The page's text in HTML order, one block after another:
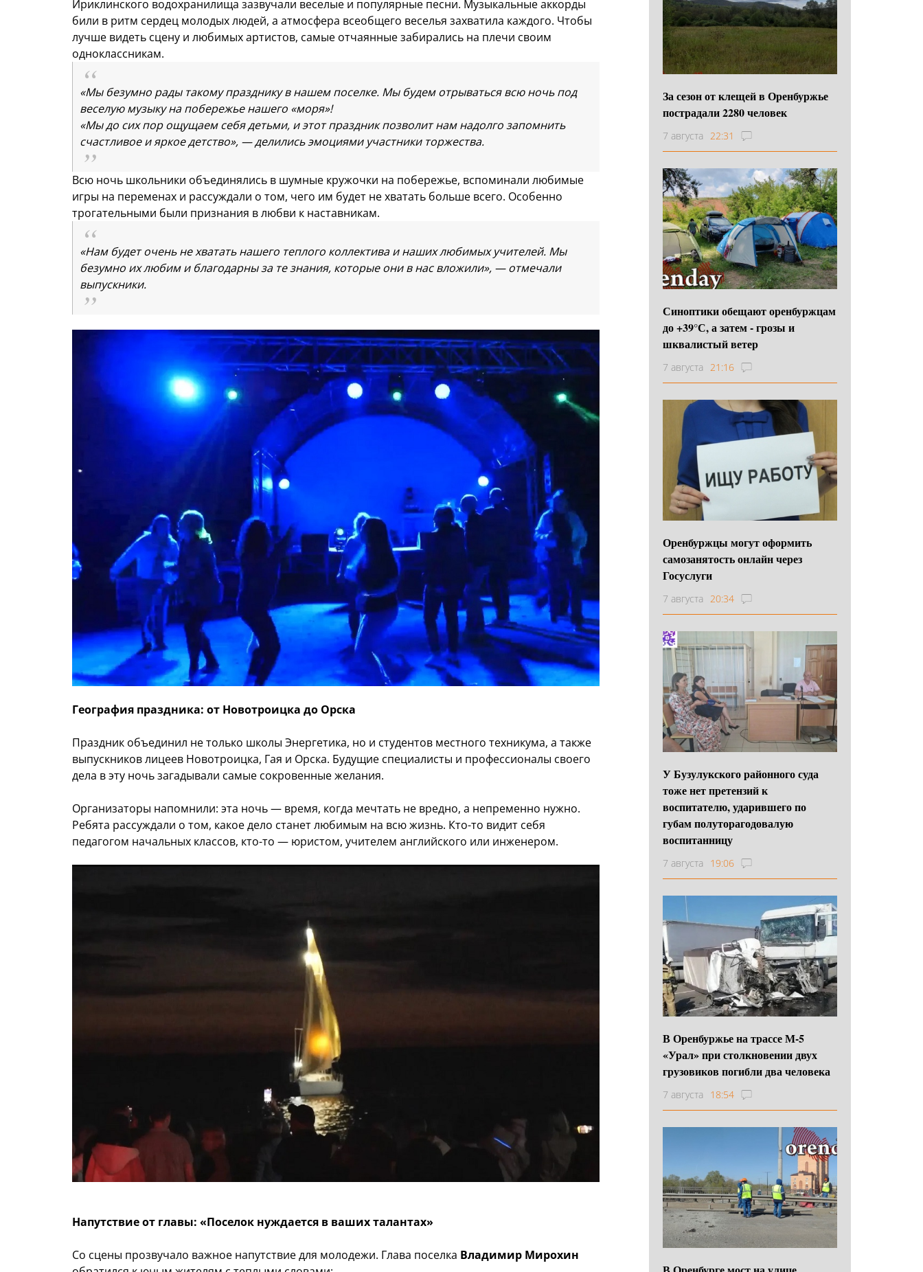
Ириклинского водохранилища зазвучали веселые и популярные песни. Музыкальные аккорды
били в ритм сердец молодых людей, а атмосфера всеобщего веселья захватила каждого. Чтобы
лучше видеть сцену и любимых артистов, самые отчаянные забирались на плечи своим
одноклассникам.
«Мы безумно рады такому празднику в нашем поселке. Мы будем отрываться всю ночь под
веселую музыку на побережье нашего «моря»!
«Мы до сих пор ощущаем себя детьми, и этот праздник позволит нам надолго запомнить
счастливое и яркое детство», — делились эмоциями участники торжества.
Всю ночь школьники объединялись в шумные кружочки на побережье, вспоминали любимые
игры на переменах и рассуждали о том, чего им будет не хватать больше всего. Особенно
трогательными были признания в любви к наставникам.
«Нам будет очень не хватать нашего теплого коллектива и наших любимых учителей. Мы
безумно их любим и благодарны за те знания, которые они в нас вложили», — отмечали
выпускники.
География праздника: от Новотроицка до Орска
Праздник объединил не только школы Энергетика, но и студентов местного техникума, а также
выпускников лицеев Новотроицка, Гая и Орска. Будущие специалисты и профессионалы своего
дела в эту ночь загадывали самые сокровенные желания.
Организаторы напомнили: эта ночь — время, когда мечтать не вредно, а непременно нужно.
Ребята рассуждали о том, какое дело станет любимым на всю жизнь. Кто-то видит себя
педагогом начальных классов, кто-то — юристом, учителем английского или инженером.
Напутствие от главы: «Поселок нуждается в ваших талантах»
Со сцены прозвучало важное напутствие для молодежи. Глава поселка Владимир Мирохин
За сезон от клещей в Оренбуржье
пострадали 2280 человек
7 августа 22:31
Синоптики обещают оренбуржцам
до +39°С, а затем - грозы и
шквалистый ветер
7 августа 21:16
Оренбуржцы могут оформить
самозанятость онлайн через
Госуслуги
7 августа 20:34
У Бузулукского районного суда
тоже нет претензий к
воспитателю, ударившего по
губам полуторагодовалую
воспитанницу
7 августа 19:06
В Оренбуржье на трассе М-5
«Урал» при столкновении двух
грузовиков погибли два человека
7 августа 18:54